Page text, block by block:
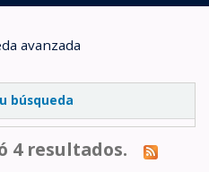
avanzada
búsqueda
4 resultados.